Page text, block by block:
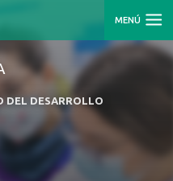
MENÚ
DEL DESARROLLO